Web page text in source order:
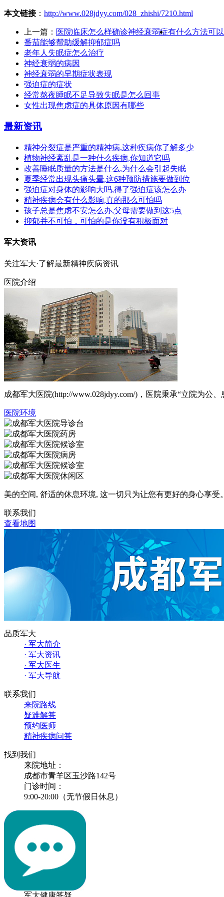
本文链接： http://www.028jdyy.com/028_zhishi/7210.html
上一篇： 医院临床怎么样确诊神经衰弱症有什么方法可
番茄能够帮助缓解抑郁症吗
老年人失眠症怎么治疗
神经衰弱的病因
神经衰弱的早期症状表现
强迫症的症状
经常熬夜睡眠不足导致失眠是怎么回事
女性出现焦虑症的具体原因有哪些
最新资讯
精神分裂症是严重的精神病,这种疾病你了解多少
植物神经紊乱是一种什么疾病,你知道它吗
改善睡眠质量的方法是什么,为什么会引起失眠
夏季经常出现头痛头晕,这6种预防措施要做到位
强迫症对身体的影响大吗,得了强迫症该怎么办
精神疾病会有什么影响,真的那么可怕吗
孩子总是焦虑不安怎么办,父母需要做到这5点
抑郁并不可怕，可怕的是你没有积极面对
军大资讯
关注军大·了解最新精神疾病资讯
医院介绍
成都军大医院(http://www.028jdyy.com/)，医院秉承“立院为
医院环境
美的空间, 舒适的休息环境, 这一切只为让您有更好的身心享受
联系我们
查看地图
品质军大
· 军大简介
· 军大资讯
· 军大医生
· 军大导航
联系我们
来院路线
疑难解答
预约医师
精神疾病问答
找到我们
来院地址：
成都市青羊区玉沙路142号
门诊时间：
9:00-20:00（无节假日休息）
军大健康答疑